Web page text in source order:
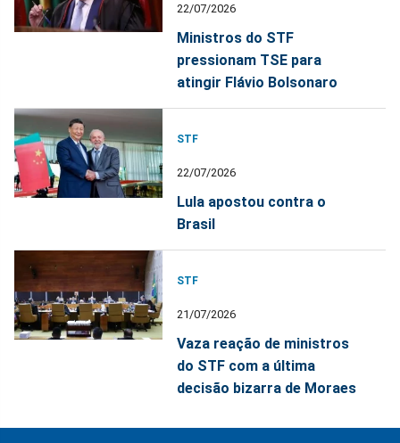
22/07/2026
Ministros do STF
pressionam TSE para
atingir Flávio Bolsonaro
STF
22/07/2026
Lula apostou contra o
Brasil
STF
21/07/2026
Vaza reação de ministros
do STF com a última
decisão bizarra de Moraes